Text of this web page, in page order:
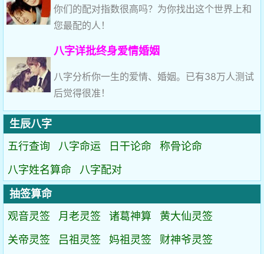
你们的配对指数很高吗？为你找出这个世界上和
您最配的人！
八字详批终身爱情婚姻
八字分析你一生的爱情、婚姻。已有38万人测试
后觉得很准！
生辰八字
五行查询
八字命运 日干论命
称骨论命
八字姓名算命
八字配对
抽签算命
观音灵签
月老灵签 诸葛神算
黄大仙灵签
关帝灵签
吕祖灵签 妈祖灵签 财神爷灵签